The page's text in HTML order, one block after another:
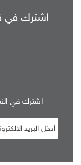
اشترك في
اشترك في